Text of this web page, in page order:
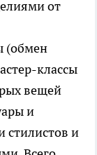
от
(обмен
классы
вещей
и
стилистов и